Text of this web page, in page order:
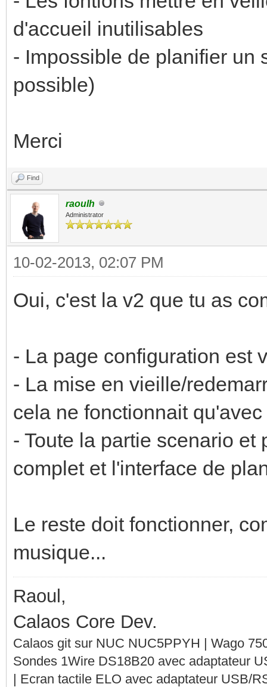
d'accueil inutilisables
- Impossible de planifier un
possible)
Merci
Find
raoulh
Administrator
10-02-2013, 02:07 PM
Oui, c'est la v2 que tu as
- La page configuration est
- La mise en vieille/
cela ne fonctionnait
- Toute la partie scenario
complet et l'interface de
Le reste doit fonctionner,
musique...
Raoul,
Calaos Core Dev.
Calaos git sur NUC NUC5PPYH | Wago
Sondes 1Wire DS18B20 avec adaptateur
| Ecran tactile ELO avec adaptateur USB/